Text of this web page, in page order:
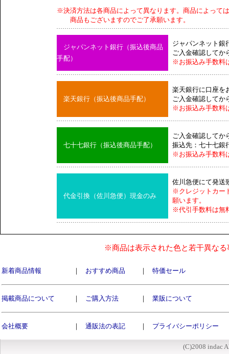
※決済方法は各商品によって異なります。商品によって
商品もございますのでご了承願います。
ジャパンネット銀行（振込後商品
手配）
ジャパンネット銀
ご入金確認してか
※お振込み手数料
楽天銀行（振込後商品手配）
楽天銀行に口座を
ご入金確認してか
※お振込み手数料
七十七銀行（振込後商品手配）
ご入金確認してか
振込先：七十七銀
※お振込み手数料
代金引換（佐川急便）現金のみ
佐川急便にて発送
※クレジットカー
願います。
※代引手数料は無
※商品は表示された色と若干異な
新着商品情報 ｜ おすすめ商品 ｜ 特価セール
掲載商品について ｜ ご購入方法 ｜ 業販について
会社概要 ｜ 通販法の表記 ｜ プライバシーポリシー
(C)2008 indac